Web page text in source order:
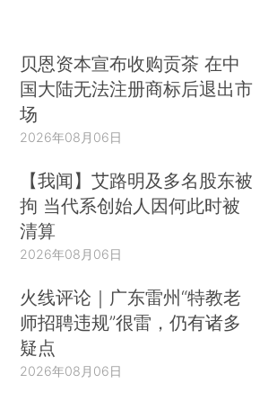
贝恩资本宣布收购贡茶 在中
国大陆无法注册商标后退出市
场
2026年08月06日
【我闻】艾路明及多名股东被
拘 当代系创始人因何此时被
清算
2026年08月06日
火线评论｜广东雷州“特教老
师招聘违规”很雷，仍有诸多
疑点
2026年08月06日